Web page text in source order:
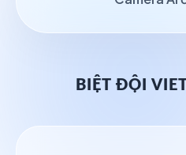
BIỆT ĐỘI